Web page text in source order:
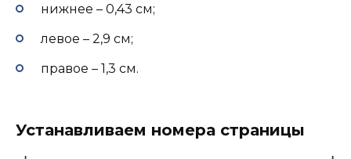
нижнее – 0,43 см;
левое – 2,9 см;
правое – 1,3 см.
Устанавливаем номера страницы